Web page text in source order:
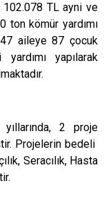
TL ayni ve
ton kömür yardımı
47 aileye 87 çocuk
yapılarak
2 proje
Projelerin bedeli
Seracılık, Hasta